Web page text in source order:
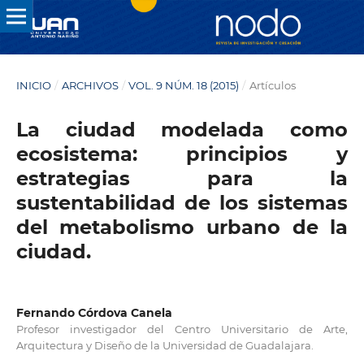
INICIO / ARCHIVOS / VOL. 9 NÚM. 18 (2015) / Artículos
La ciudad modelada como
ecosistema: principios y
estrategias para la
sustentabilidad de los sistemas
del metabolismo urbano de la
ciudad.
Fernando Córdova Canela
Profesor investigador del Centro Universitario de Arte,
Arquitectura y Diseño de la Universidad de Guadalajara.